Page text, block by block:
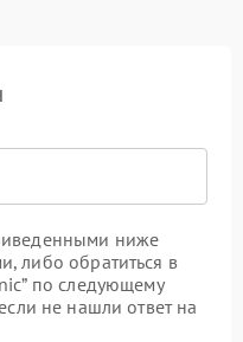
ниже
либо обратиться в
по следующему
не нашли ответ на